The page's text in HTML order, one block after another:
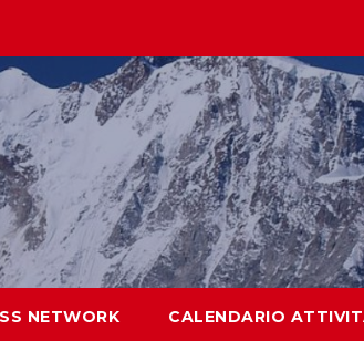
NETWORK CALENDARIO